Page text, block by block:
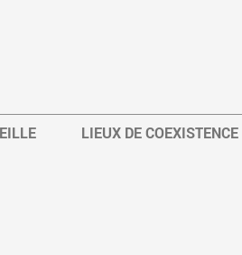
LIEUX DE COEXISTENCE